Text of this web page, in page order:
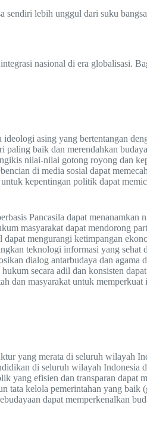
sendiri lebih unggul dari suku
nasional di era globalisasi.
asing yang bertentangan
paling baik dan merendahkan
nilai-nilai gotong royong dan
di media sosial dapat
kepentingan politik dapat
Pancasila dapat
masyarakat dapat mendorong
mengurangi ketimpangan
teknologi informasi yang sehat
dialog antarbudaya dan agama
secara adil dan konsisten
dan masyarakat untuk memperkuat
yang merata di seluruh wilayah
di seluruh wilayah Indonesia
yang efisien dan transparan dapat
tata kelola pemerintahan yang baik
dapat memperkenalkan